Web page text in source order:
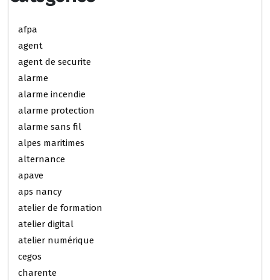
afpa
agent
agent de securite
alarme
alarme incendie
alarme protection
alarme sans fil
alpes maritimes
alternance
apave
aps nancy
atelier de formation
atelier digital
atelier numérique
cegos
charente